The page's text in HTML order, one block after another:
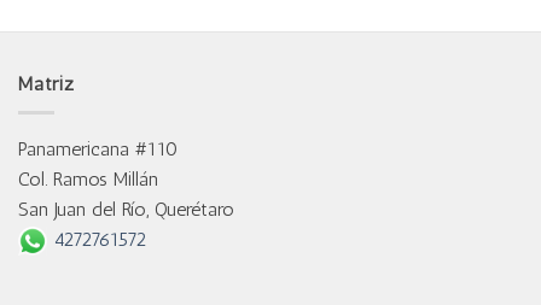
Matriz
Panamericana #110
Col. Ramos Millán
San Juan del Río, Querétaro
4272761572